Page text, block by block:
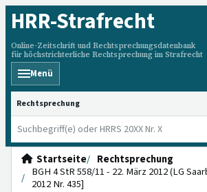
HRR-Strafrecht
Online-Zeitschrift und Rechtsprechungsdatenbank
für höchstrichterliche Rechtsprechung im Strafrecht
Menü
HRRS durchsuchen
Startseite
Rechtsprechung
BGH 4 StR 558/11 - 22. März 2012 (LG
2012 Nr. 435]